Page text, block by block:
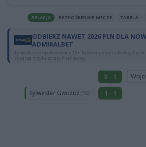
RELACJA BEZPOŚREDNIE MECZE TABELA
ODBIERZ NAWET 2026 PLN DLA
ADMIRALBET
Tylko dla osób pełnoletnich 18+. Reklamujemy tylko
stwarza ryzyko straty finansowej.
0 - 1
Sylwester Gwoźdź (56) 1 - 1